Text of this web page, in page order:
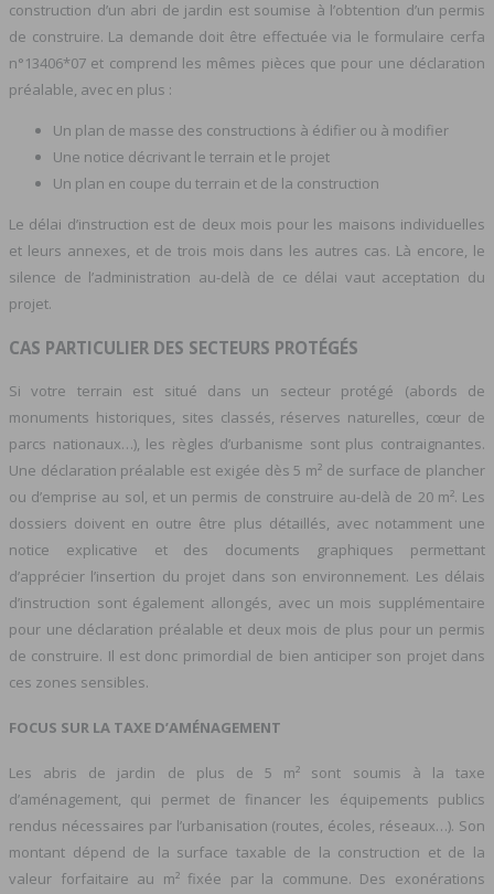
construction d’un abri de jardin est soumise à l’obtention d’un permis
de construire. La demande doit être effectuée via le formulaire cerfa
n°13406*07 et comprend les mêmes pièces que pour une déclaration
préalable, avec en plus :
Un plan de masse des constructions à édifier ou à modifier
Une notice décrivant le terrain et le projet
Un plan en coupe du terrain et de la construction
Le délai d’instruction est de deux mois pour les maisons individuelles
et leurs annexes, et de trois mois dans les autres cas. Là encore, le
silence de l’administration au-delà de ce délai vaut acceptation du
projet.
CAS PARTICULIER DES SECTEURS PROTÉGÉS
Si votre terrain est situé dans un secteur protégé (abords de
monuments historiques, sites classés, réserves naturelles, cœur de
parcs nationaux…), les règles d’urbanisme sont plus contraignantes.
Une déclaration préalable est exigée dès 5 m² de surface de plancher
ou d’emprise au sol, et un permis de construire au-delà de 20 m². Les
dossiers doivent en outre être plus détaillés, avec notamment une
notice explicative et des documents graphiques permettant
d’apprécier l’insertion du projet dans son environnement. Les délais
d’instruction sont également allongés, avec un mois supplémentaire
pour une déclaration préalable et deux mois de plus pour un permis
de construire. Il est donc primordial de bien anticiper son projet dans
ces zones sensibles.
FOCUS SUR LA TAXE D’AMÉNAGEMENT
Les abris de jardin de plus de 5 m² sont soumis à la taxe
d’aménagement, qui permet de financer les équipements publics
rendus nécessaires par l’urbanisation (routes, écoles, réseaux…). Son
montant dépend de la surface taxable de la construction et de la
valeur forfaitaire au m² fixée par la commune. Des exonérations